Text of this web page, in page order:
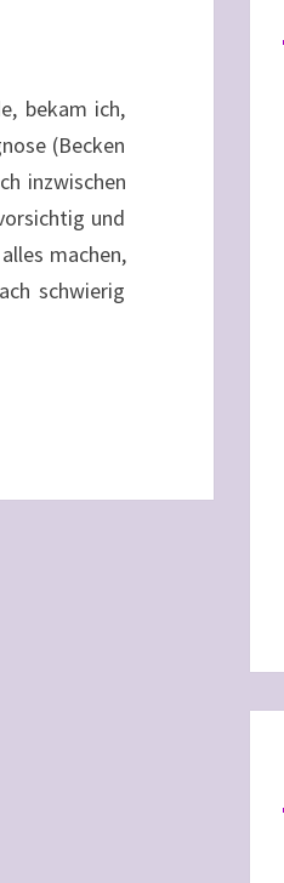
bekam ich,
(Becken
inzwischen
und
machen,
schwierig